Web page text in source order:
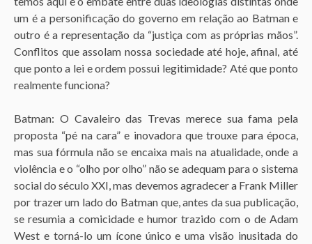
um é a personificação do governo em relação ao Batman e
outro é a representação da “justiça com as próprias mãos”.
Conflitos que assolam nossa sociedade até hoje, afinal, até
que ponto a lei e ordem possui legitimidade? Até que ponto
realmente funciona?
Batman: O Cavaleiro das Trevas merece sua fama pela
proposta “pé na cara” e inovadora que trouxe para época,
mas sua fórmula não se encaixa mais na atualidade, onde a
violência e o “olho por olho” não se adequam para o sistema
social do século XXI, mas devemos agradecer a Frank Miller
por trazer um lado do Batman que, antes da sua publicação,
se resumia a comicidade e humor trazido com o de Adam
West e torná-lo um ícone único e uma visão inusitada do